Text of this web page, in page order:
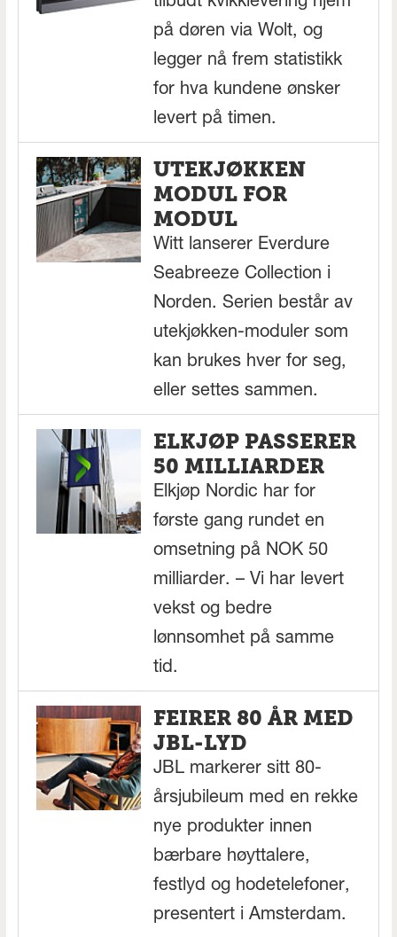
på døren via Wolt, og
legger nå frem statistikk
for hva kundene ønsker
levert på timen.
UTEKJØKKEN
MODUL FOR
MODUL
Witt lanserer Everdure
Seabreeze Collection i
Norden. Serien består av
utekjøkken-moduler som
kan brukes hver for seg,
eller settes sammen.
ELKJØP PASSERER
50 MILLIARDER
Elkjøp Nordic har for
første gang rundet en
omsetning på NOK 50
milliarder. – Vi har levert
vekst og bedre
lønnsomhet på samme
tid.
FEIRER 80 ÅR MED
JBL-LYD
JBL markerer sitt 80-
årsjubileum med en rekke
nye produkter innen
bærbare høyttalere,
festlyd og hodetelefoner,
presentert i Amsterdam.